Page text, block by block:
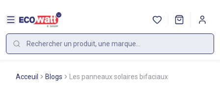
Acceuil Blogs Les panneaux solaires bifaciaux